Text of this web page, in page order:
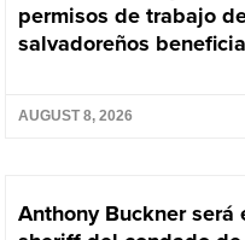
permisos de trabajo
salvadoreños
AUGUST 8, 2026
Anthony Buckner será